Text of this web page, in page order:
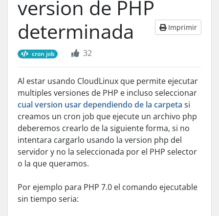
version de PHP
determinada
Imprimir
cron job 32
Al estar usando CloudLinux que permite ejecutar
multiples versiones de PHP e incluso seleccionar
cual version usar dependiendo de la carpeta si
creamos un cron job que ejecute un archivo php
deberemos crearlo de la siguiente forma, si no
intentara cargarlo usando la version php del
servidor y no la seleccionada por el PHP selector
o la que queramos.
Por ejemplo para PHP 7.0 el comando ejecutable
sin tiempo seria: